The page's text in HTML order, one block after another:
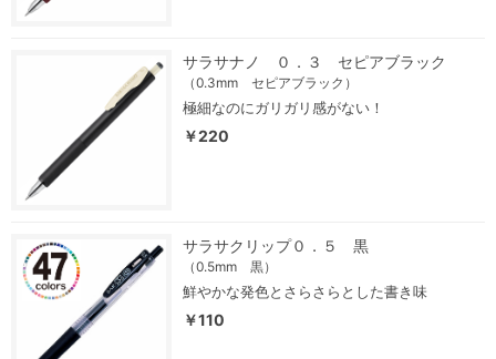
サラサナノ ０．３ セピアブラック
（0.3mm セピアブラック）
極細なのにガリガリ感がない！
￥220
サラサクリップ０．５ 黒
（0.5mm 黒）
鮮やかな発色とさらさらとした書き味
￥110